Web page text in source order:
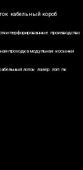
кабельный короб
перфорированные производство
проходка модульная косынки
лоток лазер лэп пк